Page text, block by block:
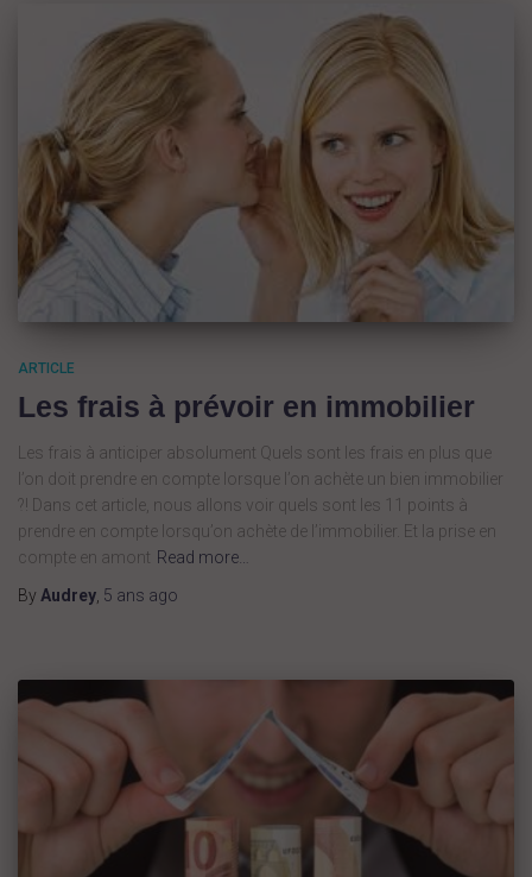
ARTICLE
Les frais à prévoir en immobilier
Les frais à anticiper absolument Quels sont les frais en plus que
l’on doit prendre en compte lorsque l’on achète un bien immobilier
?! Dans cet article, nous allons voir quels sont les 11 points à
prendre en compte lorsqu’on achète de l’immobilier. Et la prise en
compte en amont Read more…
By Audrey, 5 ans ago